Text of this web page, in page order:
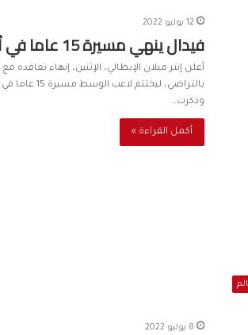
12 يوليو 2022
فيدال ينهي مسيرة 15 عاما في أوروبا
أعلن إنتر ميلان الإيطالي، الإثنين، إنهاء تعاقده مع
بالتراضي، ليختتم لاعب
وذكرت…
أكمل القراءة »
8 يوليو 2022